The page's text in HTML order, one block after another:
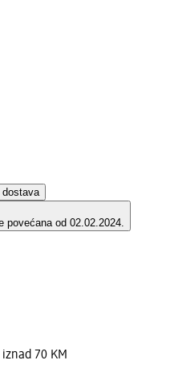
dostava
povećana od 02.02.2024.
70 KM